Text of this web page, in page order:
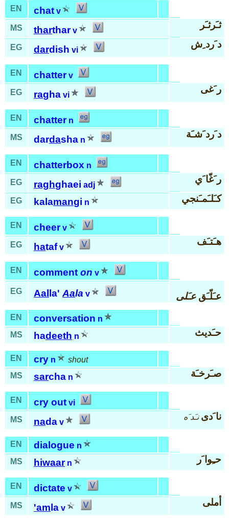
EN chat v
MS
tharthar v
ثـَرثـَر
EG dardish vi
د َرد ِش
EN chatter v
EG
ragha vi
ر َغى
EN chatter n
MS
dardasha n
د َرد َشـَة
EN chatterbox n
EG
raghghaei adj
ر َغّا َي
EG kalamangi n كـَلـَمـَنجي
EN cheer v
EG
hataf v
هـَتـَف
EN comment on v
EG Aal la'Aala v عـَلّـَقعـَلى
EN conversation n
MS
hadeeth n حـَديث
EN cry n
shout
MS
sarcha n صـَرخـَة
EN cry out vi
MS
nada v
نا َدى نـَد َه
EN dialogue n
MS
hiwaar n حـِوا َر
EN dictate v
MS
'am la v
أملى